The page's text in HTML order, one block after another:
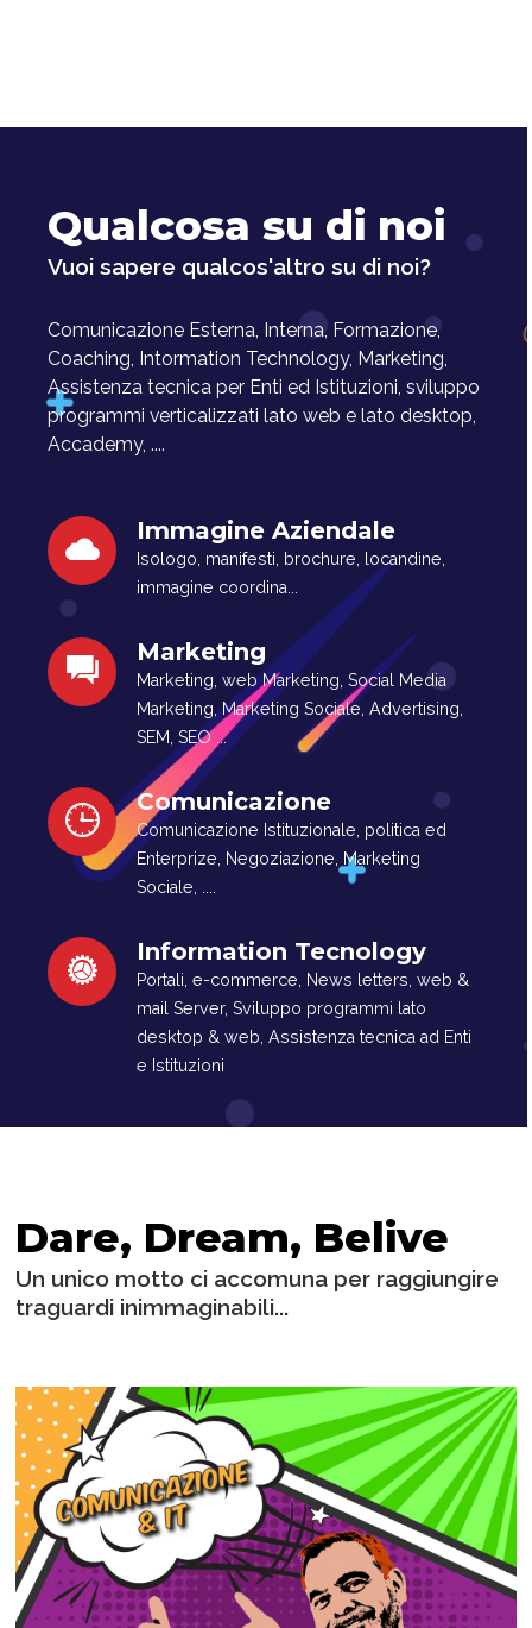
Qualcosa su di noi
Vuoi sapere qualcos'altro su di noi?
Comunicazione Esterna, Interna, Formazione,
Coaching, Intormation Technology, Marketing,
Assistenza tecnica per Enti ed Istituzioni, sviluppo
programmi verticalizzati lato web e lato desktop,
Accademy, ....
Immagine Aziendale
Isologo, manifesti, brochure, locandine,
immagine coordina...
Marketing
Marketing, web Marketing, Social Media
Marketing, Marketing Sociale, Advertising,
SEM, SEO ...
Comunicazione
Comunicazione Istituzionale, politica ed
Enterprize, Negoziazione, Marketing
Sociale, ....
Information Tecnology
Portali, e-commerce, News letters, web &
mail Server, Sviluppo programmi lato
desktop & web, Assistenza tecnica ad Enti
e Istituzioni
Dare, Dream, Belive
Un unico motto ci accomuna per raggiungire
traguardi inimmaginabili...